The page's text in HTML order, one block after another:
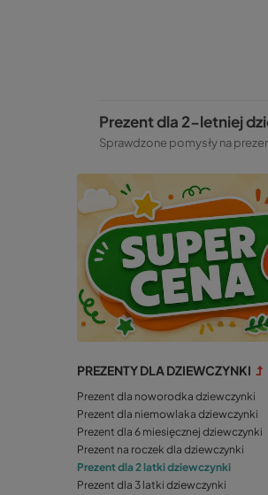
Prezent dla 2-letniej
Sprawdzone pomysły na
PREZENTY DLA DZIEWCZYNKI
Prezent dla noworodka dziewczynki
Prezent dla niemowlaka dziewczynki
Prezent dla 6 miesięcznej dziewczynki
Prezent na roczek dla dziewczynki
Prezent dla 2 latki dziewczynki
Prezent dla 3 latki dziewczynki